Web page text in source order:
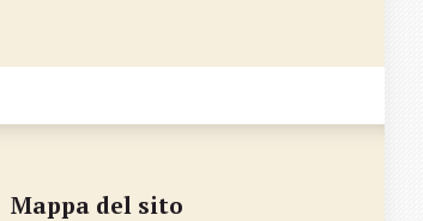
Mappa del sito